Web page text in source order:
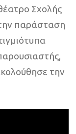
Σχολής
παράσταση
την